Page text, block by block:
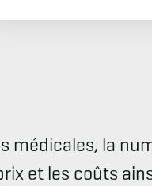
médicales, la
et les coûts